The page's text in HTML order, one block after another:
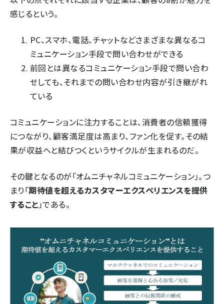
感じるという。
PC、スマホ、電話、チャットなどさまざまな異なるコ
ミュニケーション手段で問い合わせができる
前回とは異なるコミュニケーション手段で問い合わ
せしても、それまでの問い合わせ内容が引き継がれ
ている
コミュニケーションに注力することは、消費者の信頼獲得
につながり、顧客満足度は高まり、ファン化を促す。その結
果が収益へと結びつくというサイクルが生まれるのだ。
その鍵となるのが「オムニチャネルコミュニケーション」。つ
まり「期待値を超えるカスタマーエクスペリエンスを提供
すること」である。